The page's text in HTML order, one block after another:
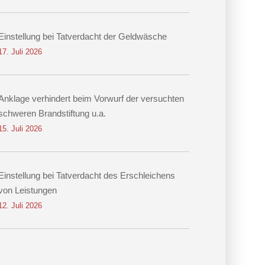
bei Tatverdacht der Geldwäsche
Juli 2026
verhindert beim Vorwurf der versuchten
Brandstiftung u.a.
Juli 2026
bei Tatverdacht des Erschleichens
Leistungen
Juli 2026